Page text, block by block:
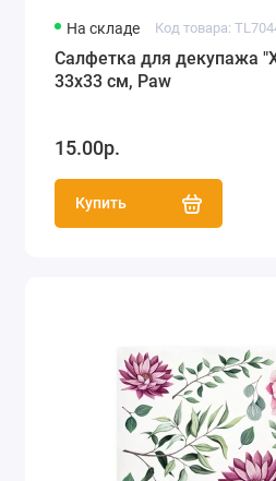
На складе Код товара:
Салфетка для декупажа
33х33 см, Paw
15.00р.
Купить